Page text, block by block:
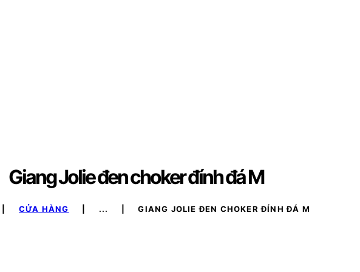
Giang Jolie đen choker đính đá M
CỬA HÀNG ... GIANG JOLIE ĐEN CHOKER ĐÍNH ĐÁ M